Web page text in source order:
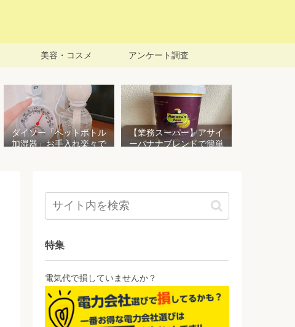
美容・コスメ アンケート調査
ダイソー「ペットボトル
加湿器」お手入れ楽々で
【業務スーパー】アサイ
ーバナナブレンドで簡単
特集
電気代で損していませんか？